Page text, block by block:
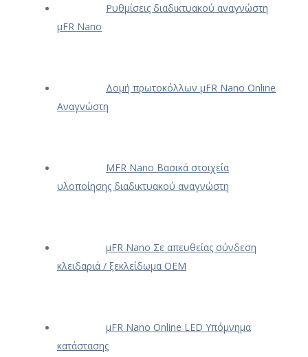
Ρυθμίσεις διαδικτυακού αναγνώστη
μFR Nano
Δομή πρωτοκόλλων μFR Nano Online
Αναγνώστη
ΜFR Nano Βασικά στοιχεία
υλοποίησης διαδικτυακού αναγνώστη
μFR Nano Σε απευθείας σύνδεση
κλειδαριά / ξεκλείδωμα OEM
μFR Nano Online LED Υπόμνημα
κατάστασης